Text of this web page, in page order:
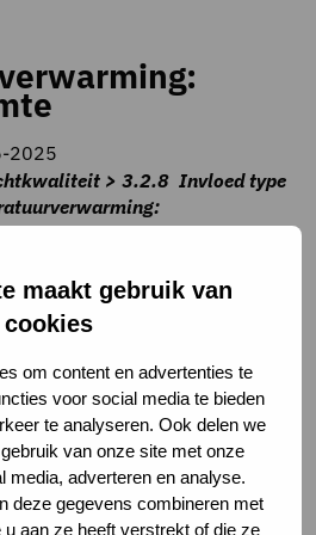
maakt gebruik van
cookies
om content en advertenties te
voor social media te bieden
te analyseren. Ook delen we
van onze site met onze
media, adverteren en analyse.
deze gegevens combineren met
u aan ze heeft verstrekt of die ze
2025
> 3.2.8 Invloed type
temperatuur (LT)
of hoge temperatuur(HT)
.
criteria